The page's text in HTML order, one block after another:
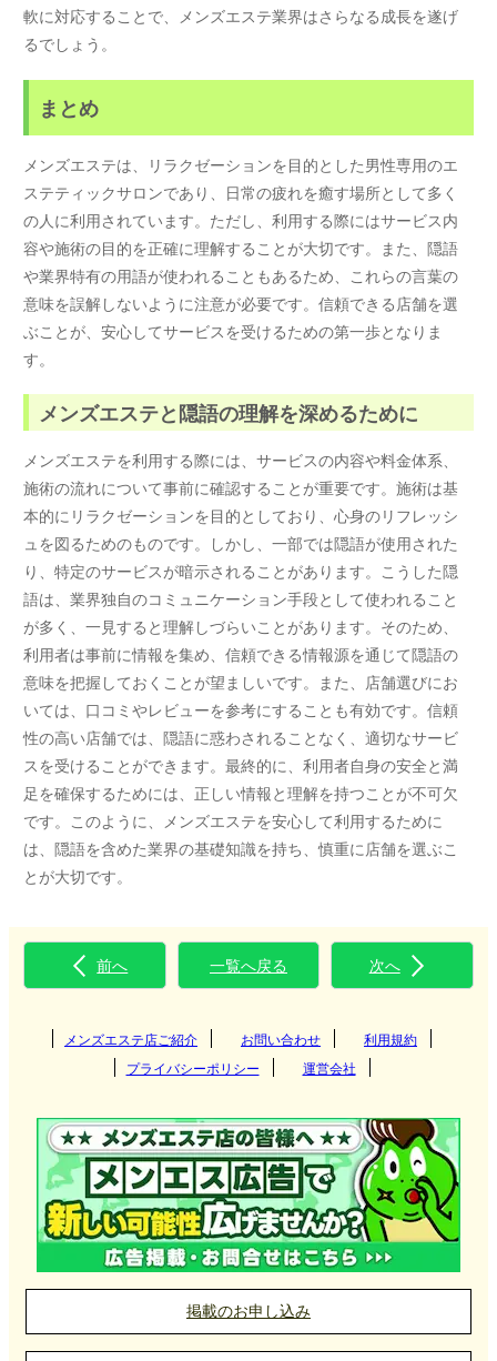
軟に対応することで、メンズエステ業界はさらなる成長を遂げ
るでしょう。
まとめ
メンズエステは、リラクゼーションを目的とした男性専用のエ
ステティックサロンであり、日常の疲れを癒す場所として多く
の人に利用されています。ただし、利用する際にはサービス内
容や施術の目的を正確に理解することが大切です。また、隠語
や業界特有の用語が使われることもあるため、これらの言葉の
意味を誤解しないように注意が必要です。信頼できる店舗を選
ぶことが、安心してサービスを受けるための第一歩となりま
す。
メンズエステと隠語の理解を深めるために
メンズエステを利用する際には、サービスの内容や料金体系、
施術の流れについて事前に確認することが重要です。施術は基
本的にリラクゼーションを目的としており、心身のリフレッシ
ュを図るためのものです。しかし、一部では隠語が使用された
り、特定のサービスが暗示されることがあります。こうした隠
語は、業界独自のコミュニケーション手段として使われること
が多く、一見すると理解しづらいことがあります。そのため、
利用者は事前に情報を集め、信頼できる情報源を通じて隠語の
意味を把握しておくことが望ましいです。また、店舗選びにお
いては、口コミやレビューを参考にすることも有効です。信頼
性の高い店舗では、隠語に惑わされることなく、適切なサービ
スを受けることができます。最終的に、利用者自身の安全と満
足を確保するためには、正しい情報と理解を持つことが不可欠
です。このように、メンズエステを安心して利用するために
は、隠語を含めた業界の基礎知識を持ち、慎重に店舗を選ぶこ
とが大切です。
前へ 一覧へ戻る 次へ
メンズエステ店ご紹介 お問い合わせ
利用規約
プライバシーポリシー
運営会社
掲載のお申し込み